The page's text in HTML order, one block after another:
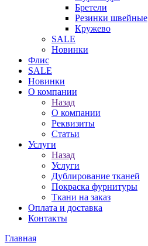
Бретели
Резинки швейные
Кружево
SALE
Новинки
Флис
SALE
Новинки
О компании
Назад
О компании
Реквизиты
Статьи
Услуги
Назад
Услуги
Дублирование тканей
Покраска фурнитуры
Ткани на заказ
Оплата и доставка
Контакты
Главная